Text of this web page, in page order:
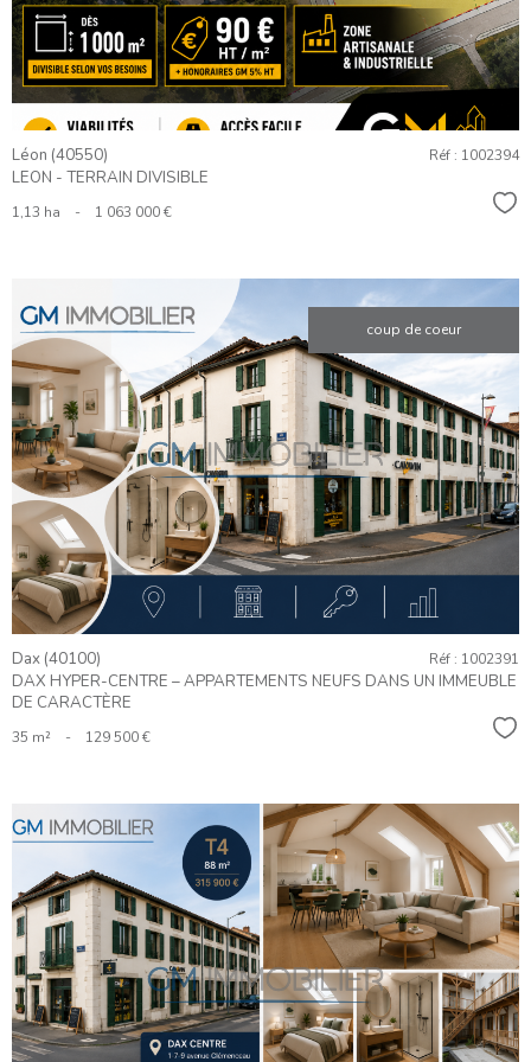
Léon (40550)
LEON - TERRAIN DIVISIBLE
Réf : 1002394
1,13 ha - 1 063 000 €
coup de coeur
VOIR LE
BIEN
Dax (40100)
DAX HYPER-CENTRE – APPARTEMENTS NEUFS DANS UN IMMEUBLE
DE CARACTÈRE
Réf : 1002391
35 m² - 129 500 €
VOIR LE
BIEN